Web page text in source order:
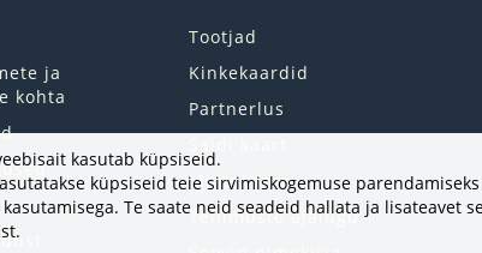
ja
kohta
Tootjad
Kinkekaardid
Partnerlus
Minu konto
Tellimuste ajalugu
kasutab küpsiseid.
küpsiseid teie sirvimiskogemuse
Te saate neid seadeid hallata ja lisateavet
.